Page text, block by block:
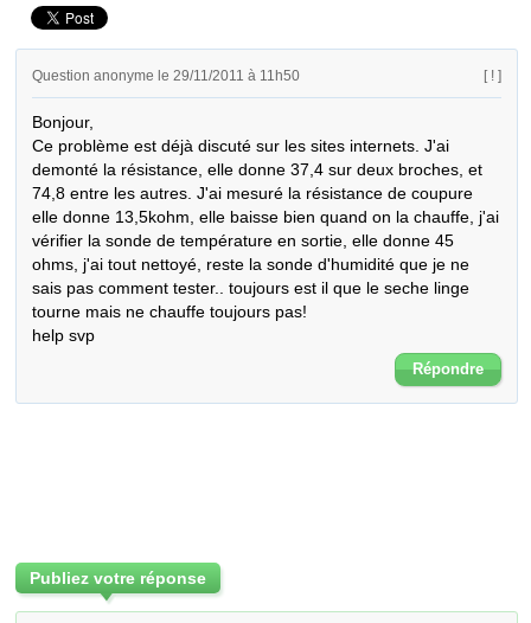
Question anonyme le 29/11/2011 à 11h50 [ ! ]
Bonjour,
Ce problème est déjà discuté sur les sites internets. J'ai
demonté la résistance, elle donne 37,4 sur deux broches, et
74,8 entre les autres. J'ai mesuré la résistance de coupure
elle donne 13,5kohm, elle baisse bien quand on la chauffe, j'ai
vérifier la sonde de température en sortie, elle donne 45
ohms, j'ai tout nettoyé, reste la sonde d'humidité que je ne
sais pas comment tester.. toujours est il que le seche linge
tourne mais ne chauffe toujours pas!
help svp
Répondre
Publiez votre réponse